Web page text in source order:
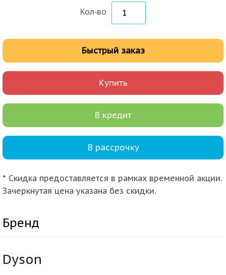
Кол-во
Купить
Быстрый заказ
В кредит
В рассрочку
* Скидка предоставляется в рамках временной акции.
Зачеркнутая цена указана без скидки.
Бренд
Dyson